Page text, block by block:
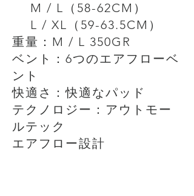
M / L（58-62CM）
L / XL（59-63.5CM）
重量：M / L 350GR
ベント：6つのエアフローベ
ント
快適さ：快適なパッド
テクノロジー：アウトモー
ルテック
エアフロー設計